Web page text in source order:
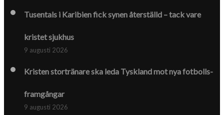
Tusentals i Karibien fick synen återställd – tack vare
kristet sjukhus
9 augusti 2026
Kristen stortränare ska leda Tyskland mot nya fotbolls­­
framgångar
9 augusti 2026